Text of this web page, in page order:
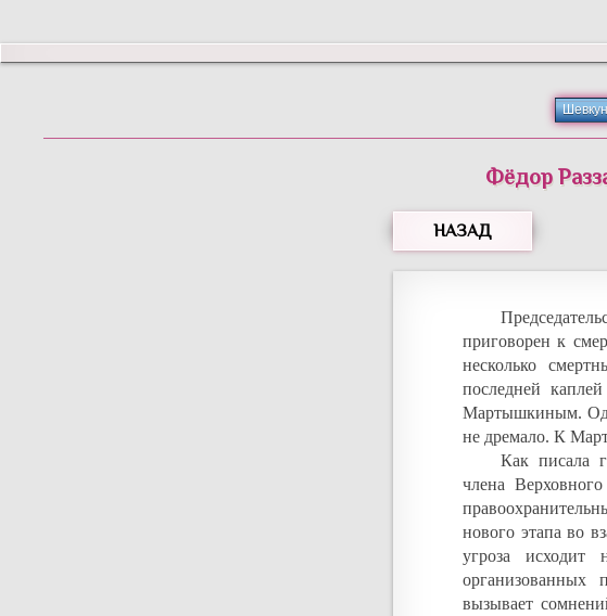
Фёдор
НАЗАД
приговорен к
несколько
последней
Мартышкиным.
не дремало. К
Как писала
члена
нового этапа во
угроза
организованных
вызывает